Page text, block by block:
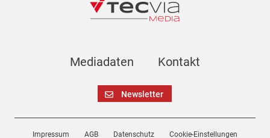
Mediadaten Kontakt
Newsletter
Impressum AGB Datenschutz Cookie-Einstellungen